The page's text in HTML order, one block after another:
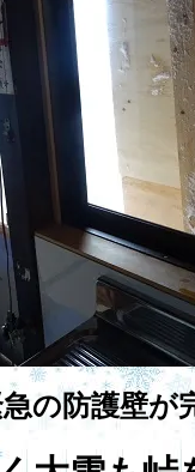
の防護壁が